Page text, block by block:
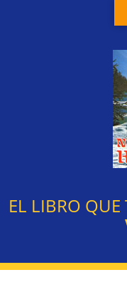
EL LIBRO QUE